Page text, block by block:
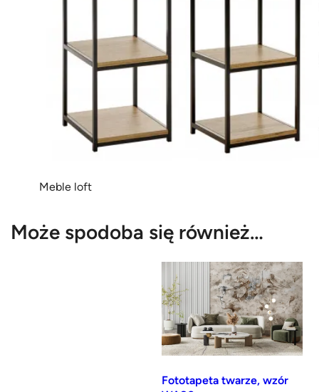
Meble loft
Może spodoba się również…
Fototapeta twarze, wzór